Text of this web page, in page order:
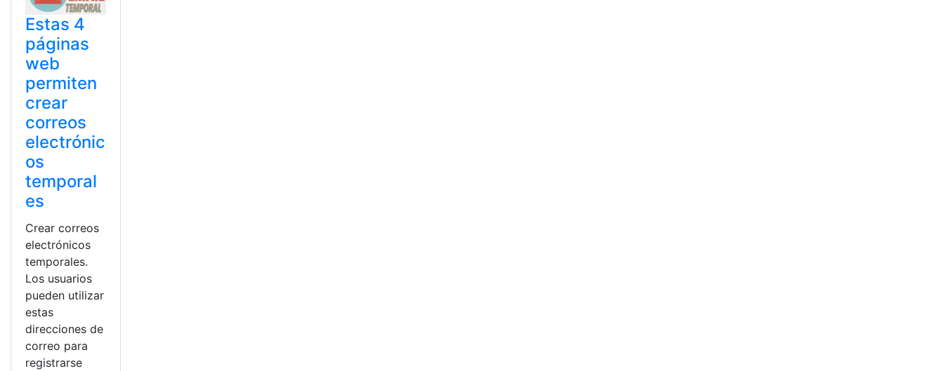
Estas 4
páginas
web
permiten
crear
correos
electrónic
os
temporal
es
Crear correos
electrónicos
temporales.
Los usuarios
pueden utilizar
estas
direcciones de
correo para
registrarse